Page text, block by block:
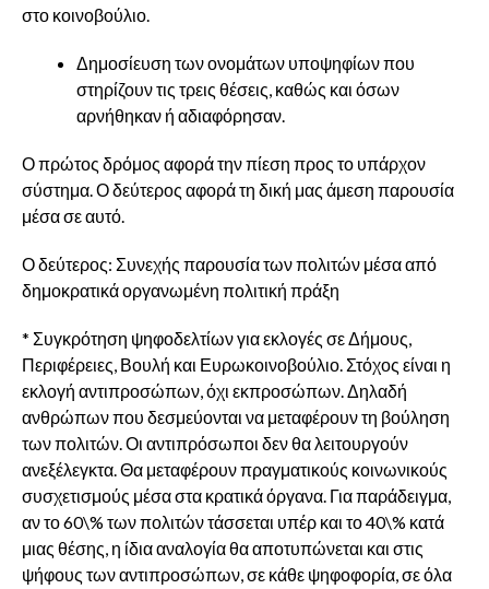
στο κοινοβούλιο.
Δημοσίευση των ονομάτων υποψηφίων που
στηρίζουν τις τρεις θέσεις, καθώς και όσων
αρνήθηκαν ή αδιαφόρησαν.
Ο πρώτος δρόμος αφορά την πίεση προς το υπάρχον
σύστημα. Ο δεύτερος αφορά τη δική μας άμεση παρουσία
μέσα σε αυτό.
Ο δεύτερος: Συνεχής παρουσία των πολιτών μέσα από
δημοκρατικά οργανωμένη πολιτική πράξη
* Συγκρότηση ψηφοδελτίων για εκλογές σε Δήμους,
Περιφέρειες, Βουλή και Ευρωκοινοβούλιο. Στόχος είναι η
εκλογή αντιπροσώπων, όχι εκπροσώπων. Δηλαδή
ανθρώπων που δεσμεύονται να μεταφέρουν τη βούληση
των πολιτών. Οι αντιπρόσωποι δεν θα λειτουργούν
ανεξέλεγκτα. Θα μεταφέρουν πραγματικούς κοινωνικούς
συσχετισμούς μέσα στα κρατικά όργανα. Για παράδειγμα,
αν το 60\% των πολιτών τάσσεται υπέρ και το 40\% κατά
μιας θέσης, η ίδια αναλογία θα αποτυπώνεται και στις
ψήφους των αντιπροσώπων, σε κάθε ψηφοφορία, σε όλα